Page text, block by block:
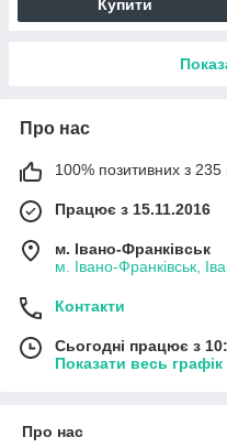
Купити
Про нас
100% позитивних з 235
Працює з 15.11.2016
м. Івано-Франківськ
м. Івано-Франківськ,
Контакти
Сьогодні працює з
Показати весь
Про нас